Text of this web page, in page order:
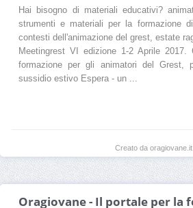
Hai bisogno di materiali educativi?
strumenti e materiali per la formazione
contesti dell'animazione del grest, estate
Meetingrest VI edizione 1-2 Aprile 2017.
formazione per gli animatori del Grest,
sussidio estivo Espera - un ...
Creato da oragiovane.it
Oragiovane - Il portale per la